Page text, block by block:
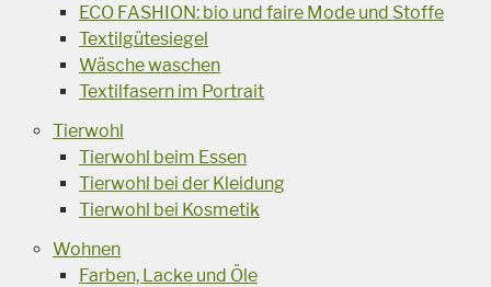
ECO FASHION: bio und faire Mode und Stoffe
Textilgütesiegel
Wäsche waschen
Textilfasern im Portrait
Tierwohl
Tierwohl beim Essen
Tierwohl bei der Kleidung
Tierwohl bei Kosmetik
Wohnen
Farben, Lacke und Öle